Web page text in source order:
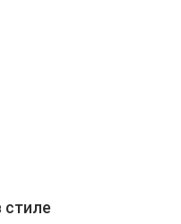
стиле